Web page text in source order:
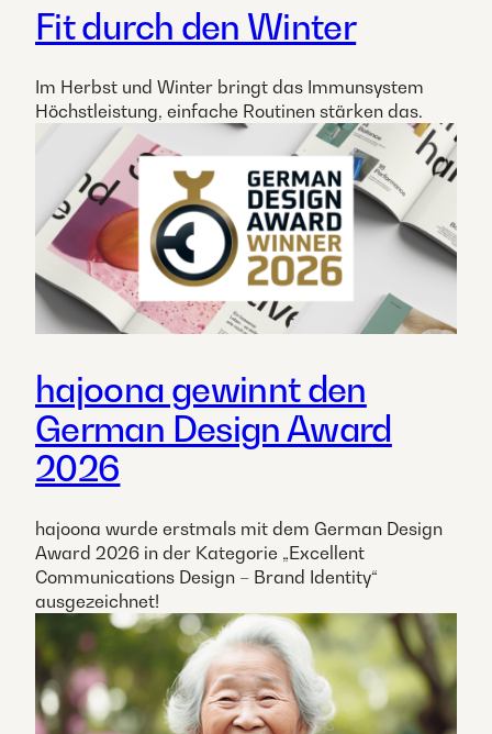
Fit durch den Winter
Im Herbst und Winter bringt das Immunsystem
Höchstleistung, einfache Routinen stärken das.
hajoona gewinnt den
German Design Award
2026
hajoona wurde erstmals mit dem German Design
Award 2026 in der Kategorie „Excellent
Communications Design – Brand Identity“
ausgezeichnet!